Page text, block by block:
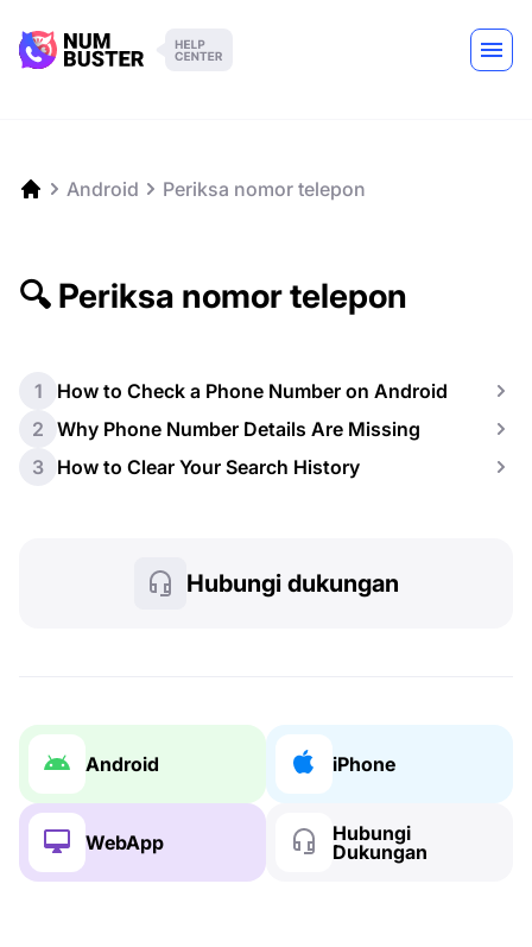
Android Periksa nomor telepon
🔍 Periksa nomor telepon
1
How to Check a Phone Number on Android
2 Why Phone Number Details Are Missing
3 How to Clear Your Search History
Hubungi dukungan
Android iPhone
WebApp
Hubungi
Dukungan